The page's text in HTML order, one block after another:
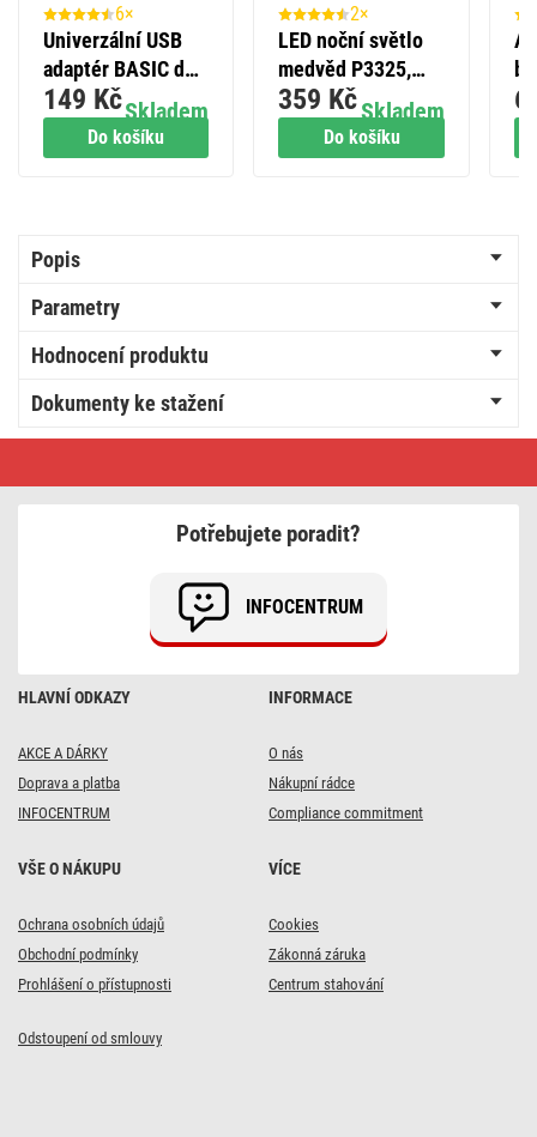
Do košíku
6×
Univerzální USB
adaptér BASIC do
sítě 10 W max.Skladem
149 Kč
Do košíku
2×
LED noční světlo
medvěd P3325,
nabíjecí Skladem
359 Kč
6x
Univerzální USB
adaptér BASIC do sítě
Popis
Parametry
Hodnocení produktu
Dokumenty ke stažení
HLAVNÍ ODKAZY
AKCE A DÁRKY
Doprava a platba
INFOCENTRUM
INFORMACE
O nás
Nákupní rádce
Compliance commitment
VŠE O NÁKUPU
Ochrana osobních údajů
Obchodní podmínky
Prohlášení o přístupnosti
VÍCE
Cookies
Zákonná záruka
Centrum stahování
Odstoupení od smlouvy
Potřebujete poradit?
INFOCENTRUM